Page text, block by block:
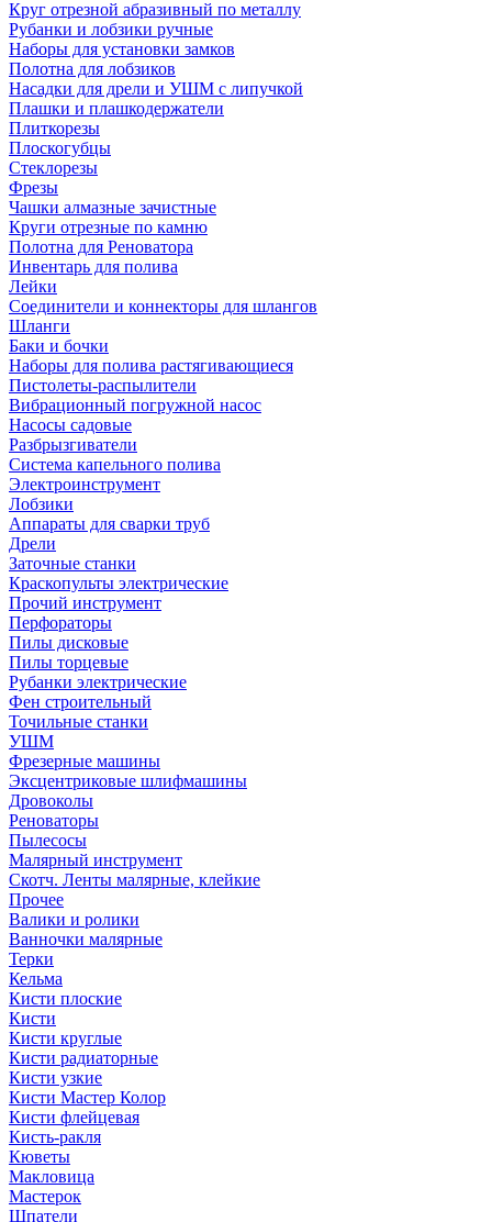
Круг отрезной абразивный по металлу
Рубанки и лобзики ручные
Наборы для установки замков
Полотна для лобзиков
Насадки для дрели и УШМ с липучкой
Плашки и плашкодержатели
Плиткорезы
Плоскогубцы
Стеклорезы
Фрезы
Чашки алмазные зачистные
Круги отрезные по камню
Полотна для Реноватора
Инвентарь для полива
Лейки
Соединители и коннекторы для шлангов
Шланги
Баки и бочки
Наборы для полива растягивающиеся
Пистолеты-распылители
Вибрационный погружной насос
Насосы садовые
Разбрызгиватели
Система капельного полива
Электроинструмент
Лобзики
Аппараты для сварки труб
Дрели
Заточные станки
Краскопульты электрические
Прочий инструмент
Перфораторы
Пилы дисковые
Пилы торцевые
Рубанки электрические
Фен строительный
Точильные станки
УШМ
Фрезерные машины
Эксцентриковые шлифмашины
Дровоколы
Реноваторы
Пылесосы
Малярный инструмент
Скотч. Ленты малярные, клейкие
Прочее
Валики и ролики
Ванночки малярные
Терки
Кельма
Кисти плоские
Кисти
Кисти круглые
Кисти радиаторные
Кисти узкие
Кисти Мастер Колор
Кисти флейцевая
Кисть-ракля
Кюветы
Макловица
Мастерок
Шпатели